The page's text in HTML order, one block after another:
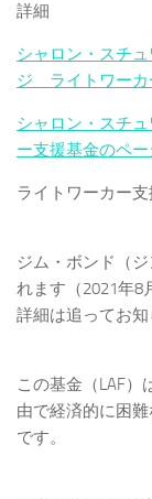
詳細
シャロン・スチ
ジ ライトワーカ
シャロン・スチ
ー支援基金のペ
ライトワーカー
ジム・ボンド（
れます（2021年8
詳細は追ってお知
この基金（LAF
由で経済的に困
です。